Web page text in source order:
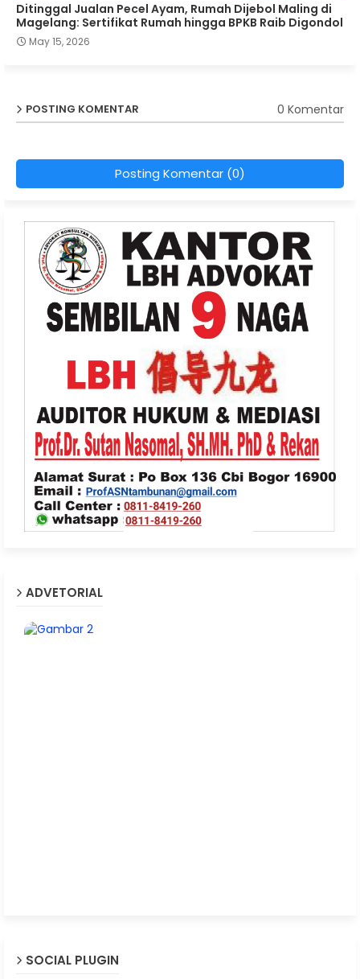
Ditinggal Jualan Pecel Ayam, Rumah Dijebol Maling di
Magelang: Sertifikat Rumah hingga BPKB Raib Digondol
May 15, 2026
POSTING KOMENTAR 0 Komentar
Posting Komentar (0)
ADVETORIAL
SOCIAL PLUGIN